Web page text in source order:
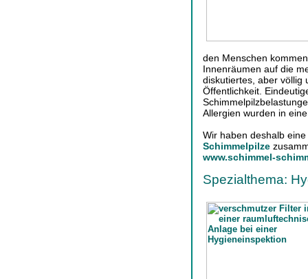
den Menschen
Innenräumen auf die
diskutiertes, aber völlig
Öffentlichkeit.
Allergien wurden in
Wir haben deshalb
Schimmelpilze
www.schimmel-
Spezialthema: